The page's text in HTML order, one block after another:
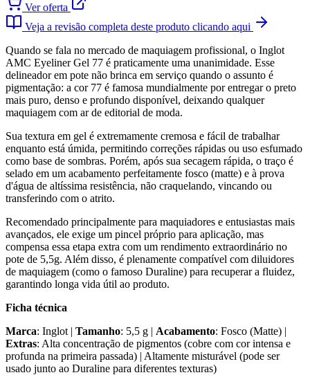
Ver oferta
Veja a revisão completa deste produto clicando aqui
Quando se fala no mercado de maquiagem profissional, o Inglot
AMC Eyeliner Gel 77 é praticamente uma unanimidade. Esse
delineador em pote não brinca em serviço quando o assunto é
pigmentação: a cor 77 é famosa mundialmente por entregar o preto
mais puro, denso e profundo disponível, deixando qualquer
maquiagem com ar de editorial de moda.
Sua textura em gel é extremamente cremosa e fácil de trabalhar
enquanto está úmida, permitindo correções rápidas ou uso esfumado
como base de sombras. Porém, após sua secagem rápida, o traço é
selado em um acabamento perfeitamente fosco (matte) e à prova
d'água de altíssima resistência, não craquelando, vincando ou
transferindo com o atrito.
Recomendado principalmente para maquiadores e entusiastas mais
avançados, ele exige um pincel próprio para aplicação, mas
compensa essa etapa extra com um rendimento extraordinário no
pote de 5,5g. Além disso, é plenamente compatível com diluidores
de maquiagem (como o famoso Duraline) para recuperar a fluidez,
garantindo longa vida útil ao produto.
Ficha técnica
Marca: Inglot | Tamanho: 5,5 g | Acabamento: Fosco (Matte) |
Extras: Alta concentração de pigmentos (cobre com cor intensa e
profunda na primeira passada) | Altamente misturável (pode ser
usado junto ao Duraline para diferentes texturas)